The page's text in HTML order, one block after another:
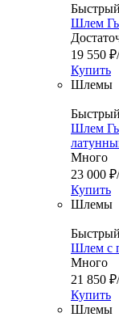
Шлем
19 550 ₽
Купить
Шлемы
Шлем
Много
23 000 ₽
Купить
Шлемы
Шлем с
Много
21 850 ₽
Купить
Шлемы